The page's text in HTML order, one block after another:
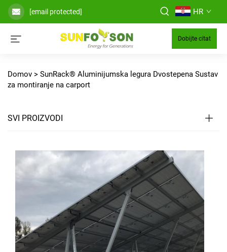
[email protected] HR
Dobijte citat
Domov > SunRack® Aluminijumska legura Dvostepena Sustav
za montiranje na carport
SVI PROIZVODI